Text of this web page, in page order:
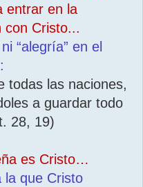
entrar en la
con Cristo...
“alegría” en el
todas las naciones,
a guardar todo
28, 19)
es Cristo…
que Cristo